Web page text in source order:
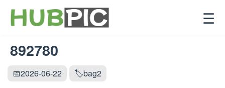
☰
892780
📅2026-06-22 🏷️bag2